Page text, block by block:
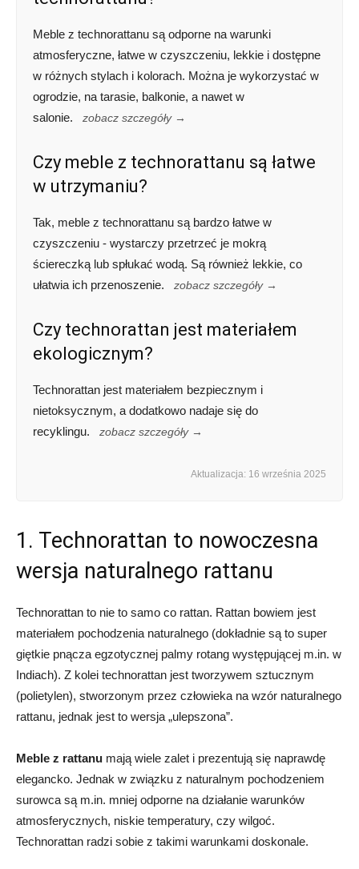
Meble z technorattanu są odporne na warunki
atmosferyczne, łatwe w czyszczeniu, lekkie i dostępne
w różnych stylach i kolorach. Można je wykorzystać w
ogrodzie, na tarasie, balkonie, a nawet w
salonie.
zobacz szczegóły →
Czy meble z technorattanu są łatwe
w utrzymaniu?
Tak, meble z technorattanu są bardzo łatwe w
czyszczeniu - wystarczy przetrzeć je mokrą
ściereczką lub spłukać wodą. Są również lekkie, co
ułatwia ich przenoszenie.
zobacz szczegóły →
Czy technorattan jest materiałem
ekologicznym?
Technorattan jest materiałem bezpiecznym i
nietoksycznym, a dodatkowo nadaje się do
recyklingu.
zobacz szczegóły →
Aktualizacja: 16 września 2025
1. Technorattan to nowoczesna
wersja naturalnego rattanu
Technorattan to nie to samo co rattan. Rattan bowiem jest
materiałem pochodzenia naturalnego (dokładnie są to super
giętkie pnącza egzotycznej palmy rotang występującej m.in. w
Indiach). Z kolei technorattan jest tworzywem sztucznym
(polietylen), stworzonym przez człowieka na wzór naturalnego
rattanu, jednak jest to wersja „ulepszona”.
Meble z rattanu mają wiele zalet i prezentują się naprawdę
elegancko. Jednak w związku z naturalnym pochodzeniem
surowca są m.in. mniej odporne na działanie warunków
atmosferycznych, niskie temperatury, czy wilgoć.
Technorattan radzi sobie z takimi warunkami doskonale.